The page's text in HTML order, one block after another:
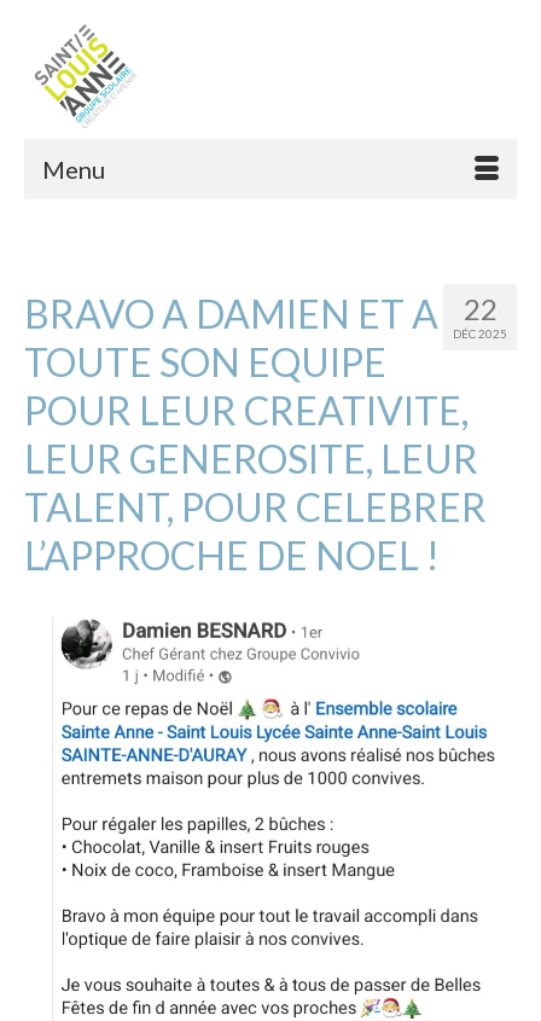
Menu
22
DÉC 2025
BRAVO A DAMIEN ET A
TOUTE SON EQUIPE
POUR LEUR CREATIVITE,
LEUR GENEROSITE, LEUR
TALENT, POUR CELEBRER
L’APPROCHE DE NOEL !